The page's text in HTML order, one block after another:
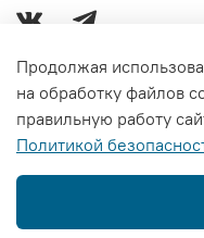
Серии книг
Информация
Продолжая
на обработку файлов
правильную работу
Политикой